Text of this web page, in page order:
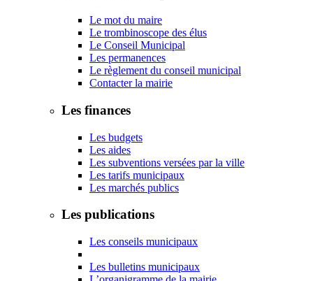
Le mot du maire
Le trombinoscope des élus
Le Conseil Municipal
Les permanences
Le règlement du conseil municipal
Contacter la mairie
Les finances
Les budgets
Les aides
Les subventions versées par la ville
Les tarifs municipaux
Les marchés publics
Les publications
Les conseils municipaux
Les bulletins municipaux